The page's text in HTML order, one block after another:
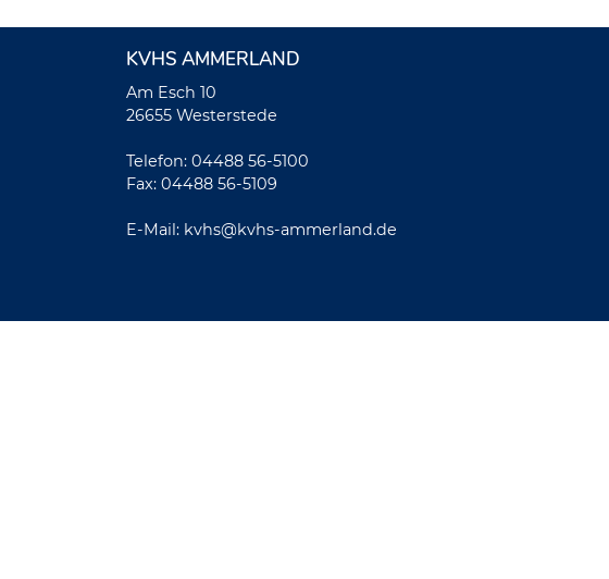
KVHS AMMERLAND
Am Esch 10
26655 Westerstede
Telefon: 04488 56-5100
Fax: 04488 56-5109
E-Mail: kvhs@kvhs-ammerland.de